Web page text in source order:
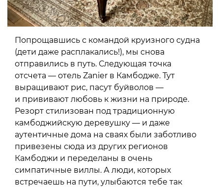
Попрощавшись с командой круизного судна
(дети даже расплакались!), мы снова
отправились в путь. Следующая точка
отсчета — отель Zanier в Камбодже. Тут
выращивают рис, пасут буйволов —
и прививают любовь к жизни на природе.
Резорт стилизован под традиционную
камбоджийскую деревушку — и даже
аутентичные дома на сваях были заботливо
привезены сюда из других регионов
Камбоджи и переделаны в очень
симпатичные виллы. А люди, которых
встречаешь на пути, улыбаются тебе так